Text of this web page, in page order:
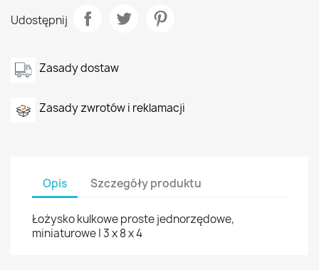
Udostępnij
Zasady dostaw
Zasady zwrotów i reklamacji
Opis Szczegóły produktu
Łożysko kulkowe proste jednorzędowe,
miniaturowe | 3 x 8 x 4